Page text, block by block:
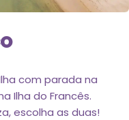
com parada na
Ilha do Francês.
escolha as duas!